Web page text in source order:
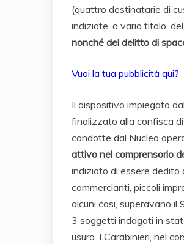
(quattro destinatarie di
indiziate, a vario titolo,
nonché del delitto di
Vuoi la tua pubblicità qui?
Il dispositivo impiegato
finalizzato alla confisca
condotte dal Nucleo
attivo nel comprensorio
indiziato di essere dedito
commercianti, piccoli
alcuni casi, superavano
3 soggetti indagati in
usura. I Carabinieri, nel